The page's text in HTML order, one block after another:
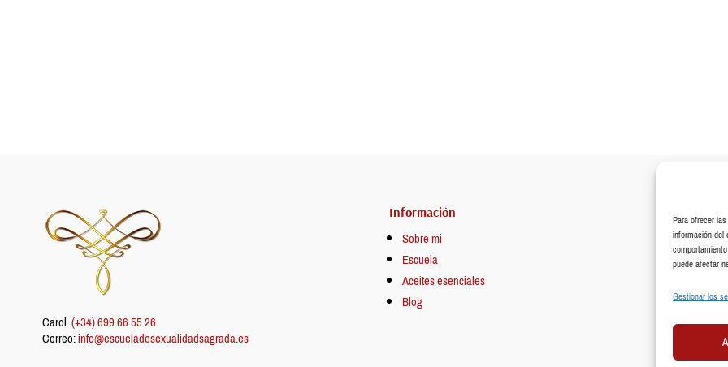
Para ofrecer
información
puede afectar
Gestionar los
Carol (+34) 699 66 55 26
Correo:info@escueladesexualidadsagrada.es
Información
Sobre mi
Escuela
Aceites esenciales
Blog